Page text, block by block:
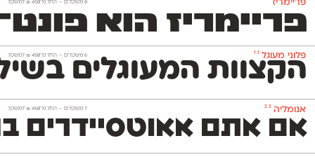
פריימריז ‫8 משקלים — החל מ־ 450
₪למשקל
פריימריז הוא
פלוני מעוגל 1.1 ‫6 משקלים — החל מ־ 450
₪למשקל
הקצוות המעוגלים
אנומליה 2.2 ‫7 משקלים — החל מ־ 450
₪למשקל
אם אתם אאוטסיידרים